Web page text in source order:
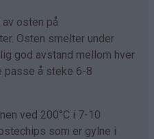
osten på
Osten smelter under
god avstand mellom hver
passe å steke 6-8
ved 200°C i 7-10
som er gylne i